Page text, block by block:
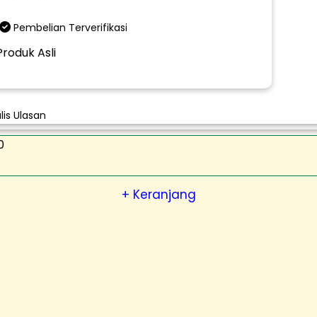
Pembelian Terverifikasi
Asli
Ulasan
+ Keranjang